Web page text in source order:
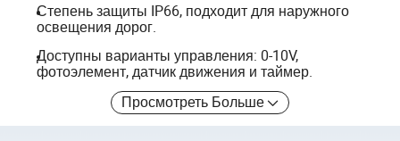
Степень защиты IP66, подходит для наружного
освещения дорог.
Доступны варианты управления: 0-10V,
фотоэлемент, датчик движения и таймер.
Просмотреть Больше